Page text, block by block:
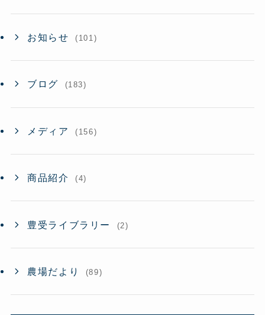
お知らせ (101)
ブログ (183)
メディア (156)
商品紹介 (4)
豊受ライブラリー (2)
農場だより (89)